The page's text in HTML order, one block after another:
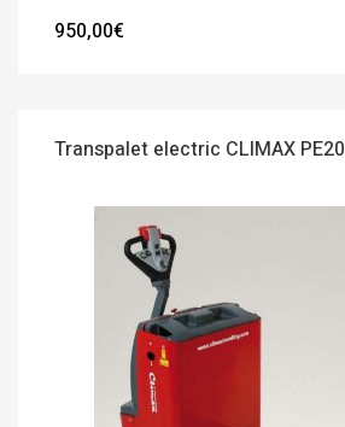
950,00€
Transpalet electric CLIMAX PE20